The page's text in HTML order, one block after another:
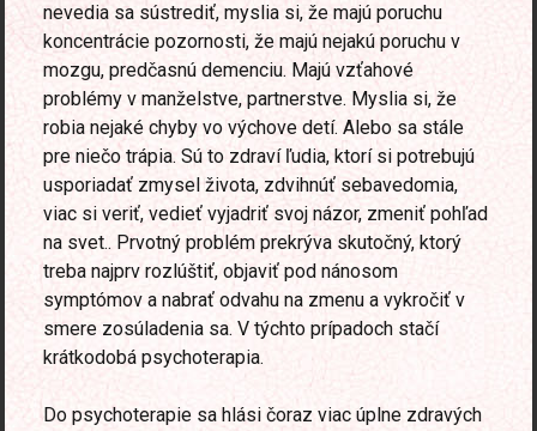
nevedia sa sústrediť, myslia si, že majú poruchu
koncentrácie pozornosti, že majú nejakú poruchu v
mozgu, predčasnú demenciu. Majú vzťahové
problémy v manželstve, partnerstve. Myslia si, že
robia nejaké chyby vo výchove detí. Alebo sa stále
pre niečo trápia. Sú to zdraví ľudia, ktorí si potrebujú
usporiadať zmysel života, zdvihnúť sebavedomia,
viac si veriť, vedieť vyjadriť svoj názor, zmeniť pohľad
na svet.. Prvotný problém prekrýva skutočný, ktorý
treba najprv rozlúštiť, objaviť pod nánosom
symptómov a nabrať odvahu na zmenu a vykročiť v
smere zosúladenia sa. V týchto prípadoch stačí
krátkodobá psychoterapia.
Do psychoterapie sa hlási čoraz viac úplne zdravých